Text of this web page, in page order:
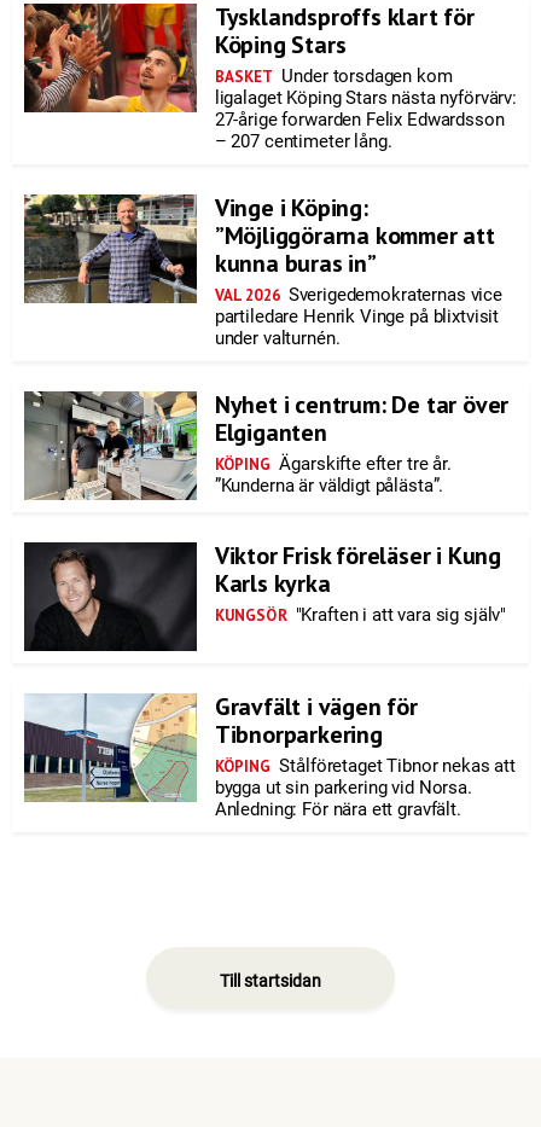
Tysklandsproffs klart för
Köping Stars
BASKET Under torsdagen kom
ligalaget Köping Stars nästa nyförvärv:
27-årige forwarden Felix Edwardsson
– 207 centimeter lång.
Vinge i Köping:
”Möjliggörarna kommer att
kunna buras in”
VAL 2026 Sverigedemokraternas vice
partiledare Henrik Vinge på blixtvisit
under valturnén.
Nyhet i centrum: De tar över
Elgiganten
KÖPING Ägarskifte efter tre år.
”Kunderna är väldigt pålästa”.
Viktor Frisk föreläser i Kung
Karls kyrka
KUNGSÖR "Kraften i att vara sig själv"
Gravfält i vägen för
Tibnorparkering
KÖPING Stålföretaget Tibnor nekas att
bygga ut sin parkering vid Norsa.
Anledning: För nära ett gravfält.
Till startsidan